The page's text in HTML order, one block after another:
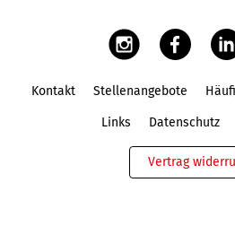
Kontakt Stellenangebote
Links Datenschutz
Vertrag